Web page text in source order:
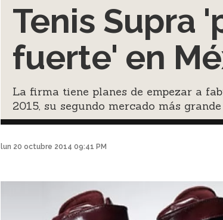
Tenis Supra
fuerte' en
La firma tiene planes de empezar a
2015, su segundo mercado más grande
lun 20 octubre 2014 09:41 PM